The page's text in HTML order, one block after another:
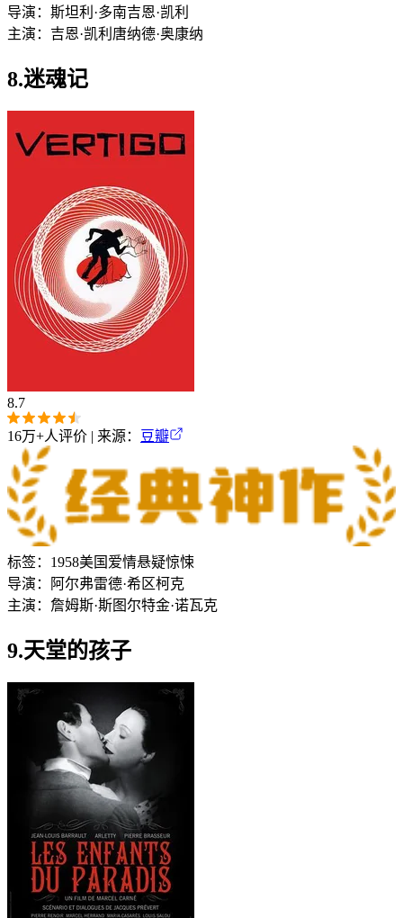
导演： 斯坦利·多南吉恩·凯利
主演： 吉恩·凯利 唐纳德·奥康纳
8.迷魂记
8.7
16万+人评价 | 来源： 豆瓣
标签： 1958美国 爱情悬疑惊悚
导演：
阿尔弗雷德·希区柯克
主演： 詹姆斯·斯图尔特金·诺瓦克
9.天堂的孩子